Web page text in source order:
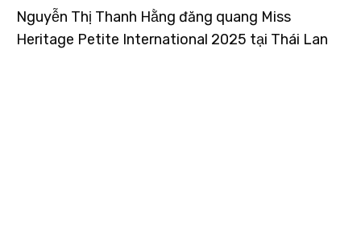
Nguyễn Thị Thanh Hằng đăng quang Miss
Heritage Petite International 2025 tại Thái Lan